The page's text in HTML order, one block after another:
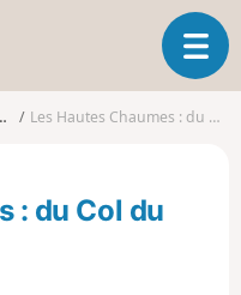
O
u
Les Hautes Chaumes : du Col du Béal à la Ramie
: du Col du